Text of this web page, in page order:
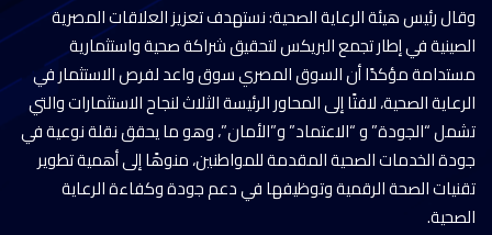
وقال رئيس هيئة الرعاية الصحية: نستهدف تعزيز العلاقات المصرية
الصينية في إطار تجمع البريكس لتحقيق شراكة صحية واستثمارية
مستدامة مؤكدًا أن السوق المصري سوق واعد لفرص الاستثمار في
الرعاية الصحية، لافتًا إلى المحاور الرئيسة الثلاث لنجاح الاستثمارات والتي
تشمل “الجودة” و “الاعتماد” و”الأمان”، وهو ما يحقق نقلة نوعية في
جودة الخدمات الصحية المقدمة للمواطنين، منوهًا إلى أهمية تطوير
تقنيات الصحة الرقمية وتوظيفها في دعم جودة وكفاءة الرعاية
الصحية.